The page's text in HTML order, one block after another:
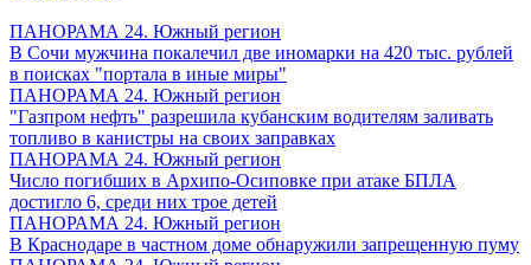
ПАНОРАМА 24. Южный регион
В Сочи мужчина покалечил две иномарки на 420 тыс. рублей
в поисках "портала в иные миры"
ПАНОРАМА 24. Южный регион
"Газпром нефть" разрешила кубанским водителям заливать
топливо в канистры на своих заправках
ПАНОРАМА 24. Южный регион
Число погибших в Архипо-Осиповке при атаке БПЛА
достигло 6, среди них трое детей
ПАНОРАМА 24. Южный регион
В Краснодаре в частном доме обнаружили запрещенную пуму